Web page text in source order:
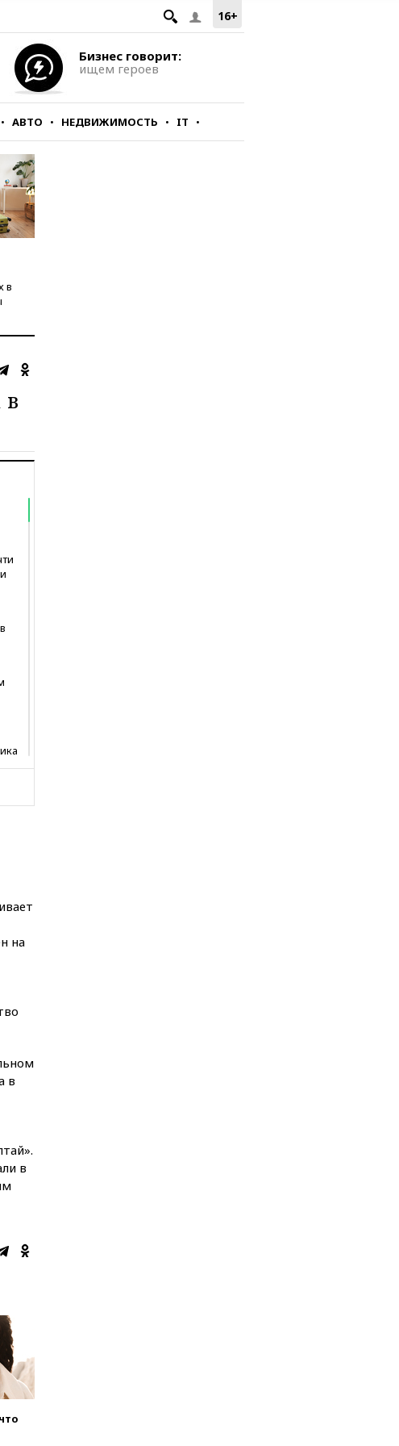
16+
Бизнес говорит:
ищем героев
АВТО НЕДВИЖИМОСТЬ IT
в
в
в
в
с
на
в
в